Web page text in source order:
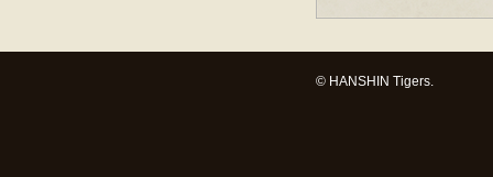
© HANSHIN Tigers.